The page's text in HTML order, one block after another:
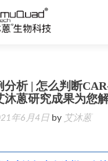
分析 | 怎么判断
沐蒽研究成果为您
年6月4日 by 艾沐蒽